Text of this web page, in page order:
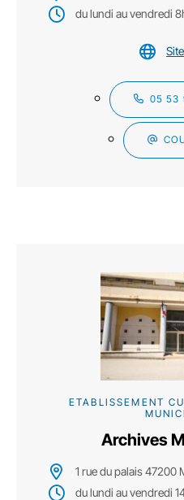
du lundi au vendredi
05 53
ETABLISSEMENT
Archives
1 rue du palais 47200
du lundi au vendredi